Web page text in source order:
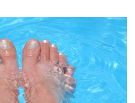
preporosto ugaša na tleh. In jih
jezi.